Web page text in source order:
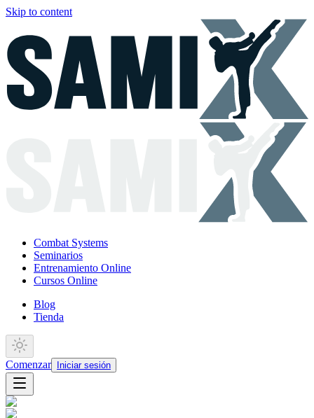
Skip to content
Combat Systems
Seminarios
Entrenamiento Online
Cursos Online
Blog
Tienda
Comenzar Iniciar sesión